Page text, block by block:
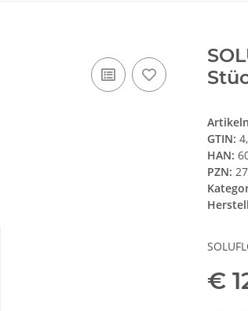
GTIN:
HAN:
PZN:
€